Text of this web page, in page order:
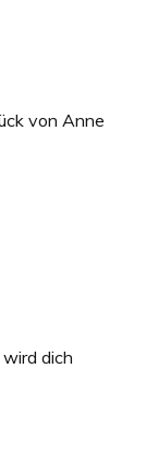
von Anne
dich